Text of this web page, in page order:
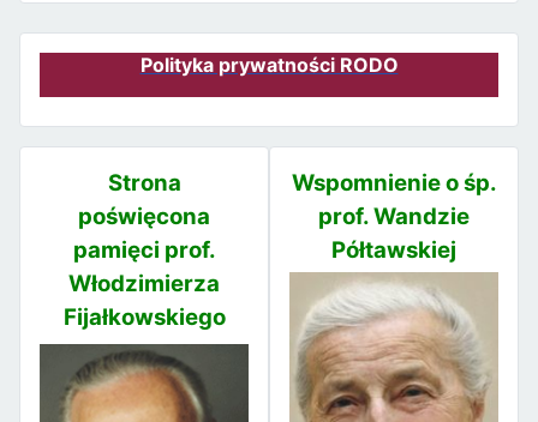
Polityka prywatności RODO
Strona
poświęcona
pamięci prof.
Włodzimierza
Fijałkowskiego
Wspomnienie o śp.
prof. Wandzie
Półtawskiej